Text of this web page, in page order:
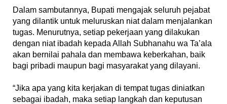
‎Dalam sambutannya, Bupati mengajak seluruh pejabat
yang dilantik untuk meluruskan niat dalam menjalankan
tugas. Menurutnya, setiap pekerjaan yang dilakukan
dengan niat ibadah kepada Allah Subhanahu wa Ta’ala
akan bernilai pahala dan membawa keberkahan, baik
bagi pribadi maupun bagi masyarakat yang dilayani.
‎“Jika apa yang kita kerjakan di tempat tugas diniatkan
sebagai ibadah, maka setiap langkah dan keputusan